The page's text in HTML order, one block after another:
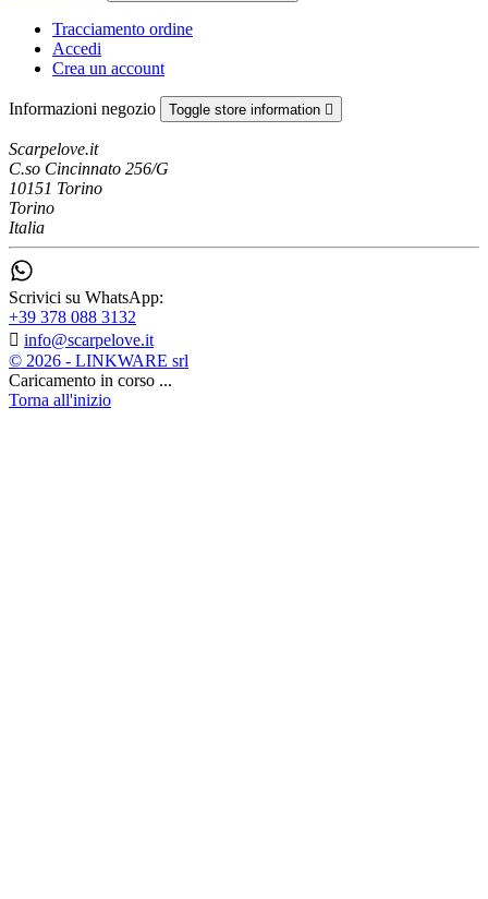
Tracciamento ordine
Accedi
Crea un account
Informazioni negozio Toggle store information 
Scarpelove.it
C.so Cincinnato 256/G
10151 Torino
Torino
Italia
Scrivici su WhatsApp:
+39 378 088 3132
 info@scarpelove.it
© 2026 - LINKWARE srl
Caricamento in corso ...
Torna all'inizio